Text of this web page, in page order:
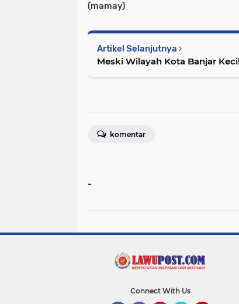
(mamay)
Artikel Selanjutnya
Meski Wilayah Kota Banjar
komentar
-
Connect With Us